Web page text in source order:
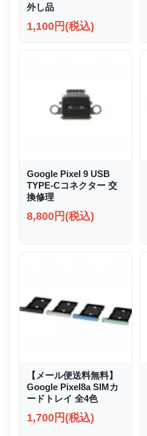
外し品
1,100円(税込)
Google Pixel 9 USB
TYPE-Cコネクター 交
換修理
8,800円(税込)
【メール便送料無料】
Google Pixel8a SIMカ
ードトレイ 全4色
1,700円(税込)